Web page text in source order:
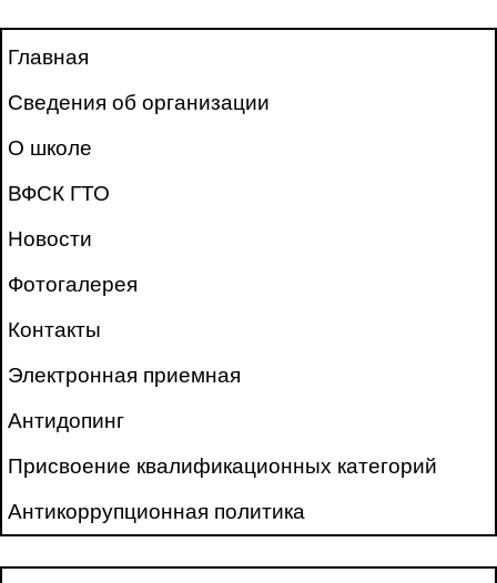
Главная
Сведения об организации
О школе
ВФСК ГТО
Новости
Фотогалерея
Контакты
Электронная приемная
Антидопинг
Присвоение квалификационных категорий
Антикоррупционная политика